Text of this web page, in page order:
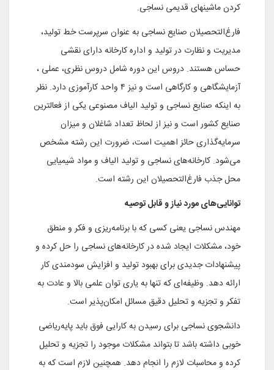
کردن ماشینهای قدیمی نساجی.
فارغ‌التحصیلان صنایع نساجی به عنوان سرپرست خط تولید،
مدیریت و نظارت در تولید و اداره کارخانه دارای نقشی
حساس هستند. دروس این دوره شامل دروس نظری، عملی ،
آزمایشگاهی و کارگاهی است و نیز ۴ واحد کارآموزی دارد. نظر
به اینکه صنایع نساجی و تولید الیاف مصنوعی یکی از فعالترین
صنایع کشور است و نیز از لحاظ تعداد شاغلان و میزان
سرمایه‌گذاری حائز اهمیت است، ضرورت این رشته مشخص
می‌شود. کارخانه‌های نساجی و تولید الیاف و مواد شیمیایی
محل جذب فارغ‌التحصیلان این رشته است.
توانایی‌های مورد نیاز و قابل توصیه
مهندس نساجی یعنی کسی که با برنامه‌ریزی و فکر و منطق
خود، مشکلات ایجاد شده در کارخانه‌های نساجی را حل کرده و
پیشنهادات جدیدی برای بهبود تولید و افزایش سودمندی کار
ارائه دهد. وظیفه‌ای که تنها به یاری توان علمی بالا و عادت به
تفکر و تجزیه و تحلیل دقیق مسائل امکان‌پذیر است.
دانشجوی نساجی برای رسیدن به کارایی فوق باید پایه‌ریاضی
خوبی داشته باشد تا بتواند مشکلات موجود را تجزیه و تحلیل
کرده و محاسبات لازم را انجام دهد. همچنین لازم است که به